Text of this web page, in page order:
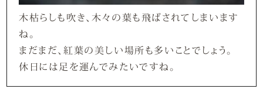
木枯らしも吹き、木々の葉も飛ばされてしまいます
ね。
まだまだ、紅葉の美しい場所も多いことでしょう。
休日には足を運んでみたいですね。